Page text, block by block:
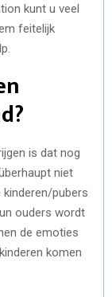
kunt u veel
feitelijk
is dat nog
niet
kinderen/pubers
ouders wordt
de emoties
komen